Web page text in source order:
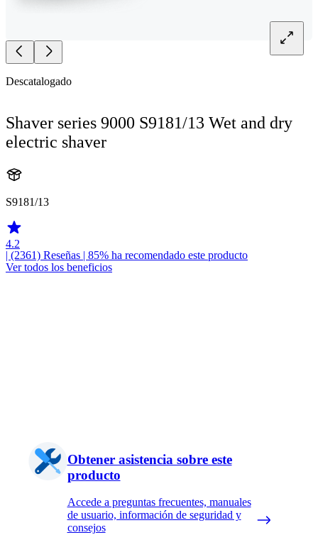
Descatalogado
Shaver series 9000 S9181/13 Wet and dry
electric shaver
S9181/13
4.2
| (2361) Reseñas | 85% ha recomendado este producto
Ver todos los beneficios
Obtener asistencia sobre este
producto
Accede a preguntas frecuentes, manuales
de usuario, información de seguridad y
consejos